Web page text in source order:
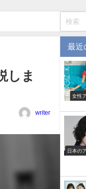
しま
writer
最近
女性
日本の